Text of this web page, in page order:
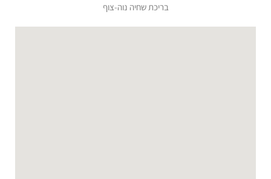
בריכת שחיה נוה-צוף